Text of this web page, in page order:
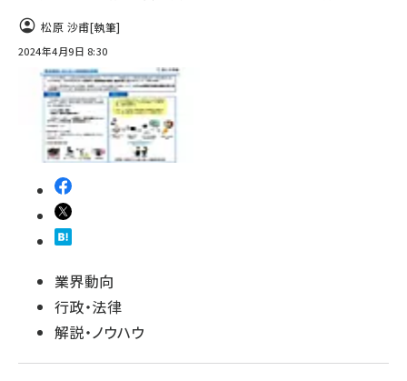
松原 沙甫[執筆]
2024年4月9日 8:30
業界動向
行政・法律
解説・ノウハウ